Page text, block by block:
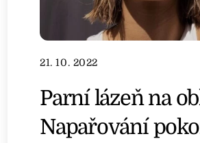
21. 10. 2022
Parní lázeň na
Napařování